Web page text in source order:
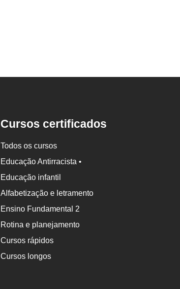
Cursos certificados
Todos os cursos
Educação Antirracista •
Educação infantil
Alfabetização e letramento
Ensino Fundamental 2
Rotina e planejamento
Cursos rápidos
Cursos longos